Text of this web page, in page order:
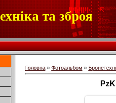
та зброя
Головна » Фотоальбом »